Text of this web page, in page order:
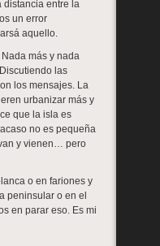
distancia entre la
un error
aquello.
más y nada
las
los mensajes. La
urbanizar más y
que la isla es
no es pequeña
y vienen… pero
o en fariones y
peninsular o en el
en parar eso. Es mi